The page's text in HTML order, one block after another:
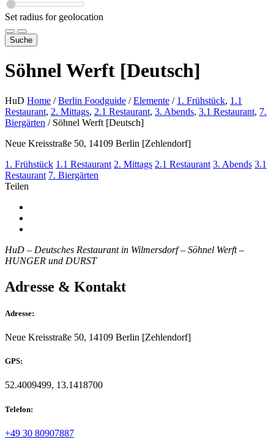
Set radius for geolocation
Suche
Söhnel Werft [Deutsch]
HuD Home / Berlin Foodguide / Elemente / 1. Frühstück, 1.1
Restaurant, 2. Mittags, 2.1 Restaurant, 3. Abends, 3.1 Restaurant, 7.
Biergärten / Söhnel Werft [Deutsch]
Neue Kreisstraße 50, 14109 Berlin [Zehlendorf]
1. Frühstück 1.1 Restaurant 2. Mittags 2.1 Restaurant 3. Abends 3.1
Restaurant 7. Biergärten
Teilen
HuD – Deutsches Restaurant in Wilmersdorf – Söhnel Werft –
HUNGER und DURST
Adresse & Kontakt
Adresse:
Neue Kreisstraße 50, 14109 Berlin [Zehlendorf]
GPS:
52.4009499, 13.1418700
Telefon:
+49 30 80907887